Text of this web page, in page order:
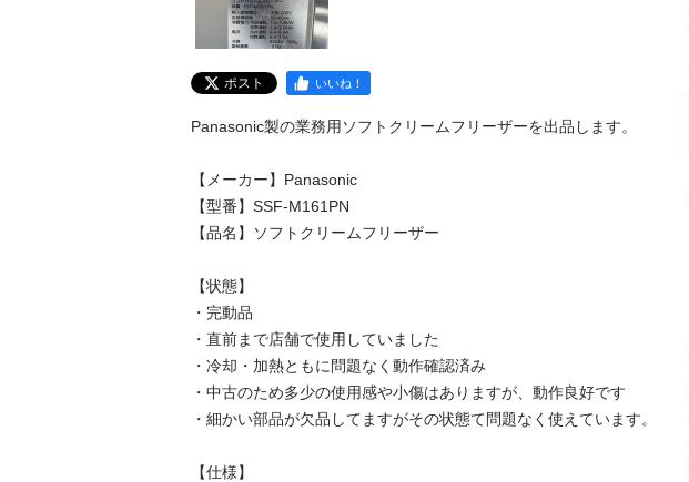
ポスト いいね！
Panasonic製の業務用ソフトクリームフリーザーを出品します。
【メーカー】Panasonic
【型番】SSF-M161PN
【品名】ソフトクリームフリーザー
【状態】
・完動品
・直前まで店舗で使用していました
・冷却・加熱ともに問題なく動作確認済み
・中古のため多少の使用感や小傷はありますが、動作良好です
・細かい部品が欠品してますがその状態て問題なく使えています。
【仕様】